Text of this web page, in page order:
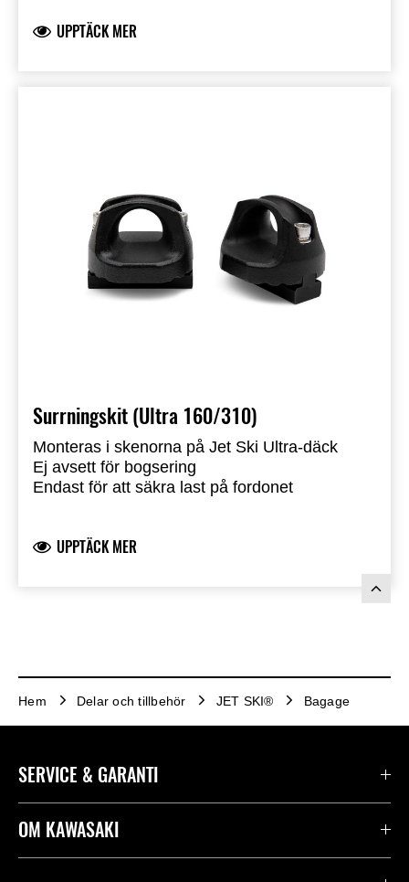
UPPTÄCK MER
Surrningskit (Ultra 160/310)
Monteras i skenorna på Jet Ski Ultra-däck
Ej avsett för bogsering
Endast för att säkra last på fordonet
UPPTÄCK MER
Hem Delar och tillbehör JET SKI® Bagage
SERVICE & GARANTI
Kontakta oss
OM KAWASAKI